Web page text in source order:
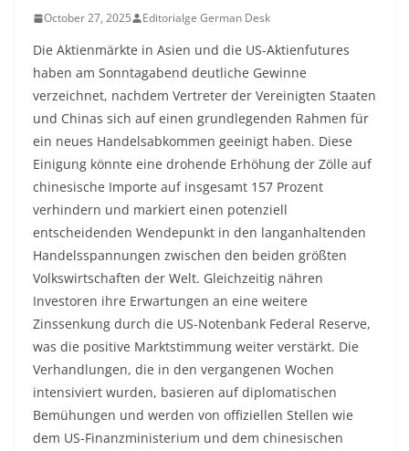
October 27, 2025 Editorialge German Desk
Die Aktienmärkte in Asien und die US-Aktienfutures
haben am Sonntagabend deutliche Gewinne
verzeichnet, nachdem Vertreter der Vereinigten Staaten
und Chinas sich auf einen grundlegenden Rahmen für
ein neues Handelsabkommen geeinigt haben. Diese
Einigung könnte eine drohende Erhöhung der Zölle auf
chinesische Importe auf insgesamt 157 Prozent
verhindern und markiert einen potenziell
entscheidenden Wendepunkt in den langanhaltenden
Handelsspannungen zwischen den beiden größten
Volkswirtschaften der Welt. Gleichzeitig nähren
Investoren ihre Erwartungen an eine weitere
Zinssenkung durch die US-Notenbank Federal Reserve,
was die positive Marktstimmung weiter verstärkt. Die
Verhandlungen, die in den vergangenen Wochen
intensiviert wurden, basieren auf diplomatischen
Bemühungen und werden von offiziellen Stellen wie
dem US-Finanzministerium und dem chinesischen